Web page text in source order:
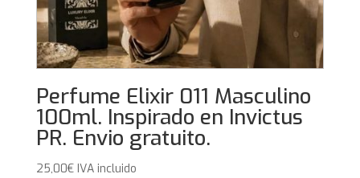
Perfume Elixir 011 Masculino
100ml. Inspirado en Invictus
PR. Envio gratuito.
25,00€ IVA incluido